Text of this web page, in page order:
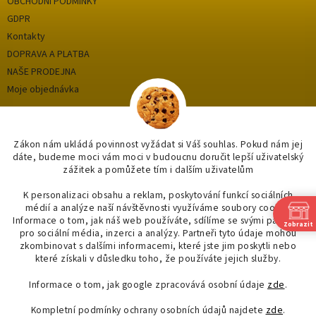
Zákon nám ukládá povinnost vyžádat si Váš souhlas. Pokud nám jej
dáte, budeme moci vám moci v budoucnu doručit lepší uživatelský
zážitek a pomůžete tím i dalším uživatelům
K personalizaci obsahu a reklam, poskytování funkcí sociálních
médií a analýze naší návštěvnosti využíváme soubory cookie.
Informace o tom, jak náš web používáte, sdílíme se svými partnery
pro sociální média, inzerci a analýzy. Partneři tyto údaje mohou
zkombinovat s dalšími informacemi, které jste jim poskytli nebo
které získali v důsledku toho, že používáte jejich služby.
Informace o tom, jak google zpracovává osobní údaje zde.
Kompletní podmínky ochrany osobních údajů najdete zde.
GDPR
Kontakty
DOPRAVA A PLATBA
NAŠE PRODEJNA
Moje objednávka
Kategorie
OUTLET až -75%
OBKLADY A DLAŽBY
KOUPELNY
OSVĚTLENÍ
SAPHO
Zobrazit